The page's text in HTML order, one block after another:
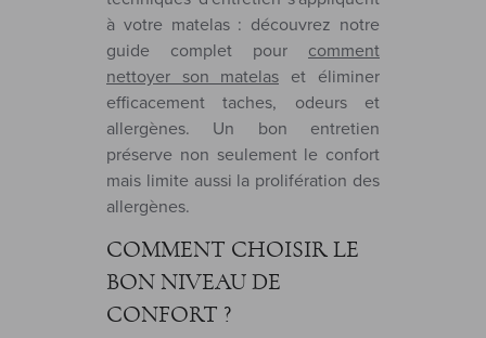
à votre matelas : découvrez notre
guide complet pour comment
nettoyer son matelas et éliminer
efficacement taches, odeurs et
allergènes. Un bon entretien
préserve non seulement le confort
mais limite aussi la prolifération des
allergènes.
COMMENT CHOISIR LE
BON NIVEAU DE
CONFORT ?